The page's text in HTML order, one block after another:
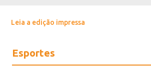
Leia a edição impressa
Esportes